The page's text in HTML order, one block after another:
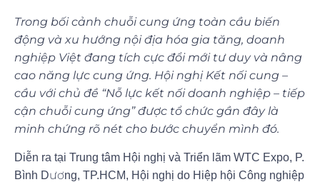
Trong bối cảnh chuỗi cung ứng toàn cầu biến
động và xu hướng nội địa hóa gia tăng, doanh
nghiệp Việt đang tích cực đổi mới tư duy và nâng
cao năng lực cung ứng. Hội nghị Kết nối cung –
cầu với chủ đề “Nỗ lực kết nối doanh nghiệp – tiếp
cận chuỗi cung ứng” được tổ chức gần đây là
minh chứng rõ nét cho bước chuyển mình đó.
Diễn ra tại Trung tâm Hội nghị và Triển lãm WTC Expo, P.
Bình Dương, TP.HCM, Hội nghị do Hiệp hội Công nghiệp